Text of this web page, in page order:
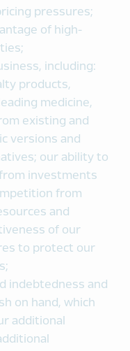
pressures;
of high-
including:
products,
medicine,
existing and
versions and
our ability to
investments
from
and
of our
to protect our
indebtedness and
on hand, which
additional